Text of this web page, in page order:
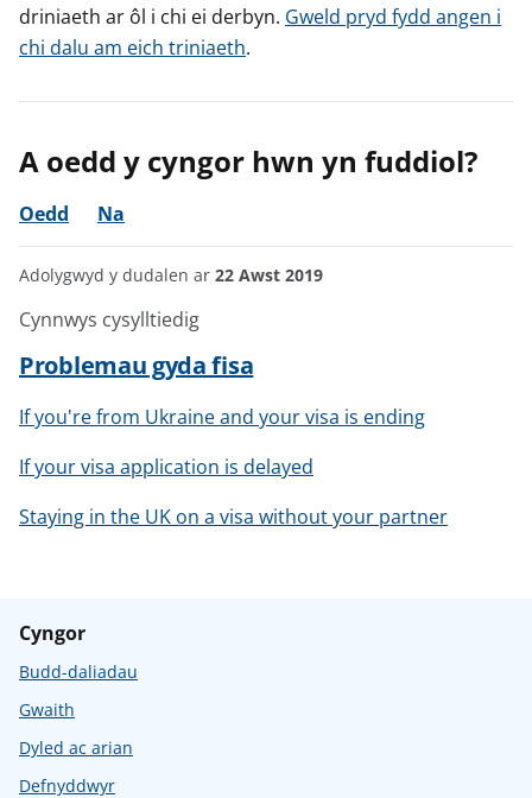
driniaeth ar ôl i chi ei derbyn. Gweld pryd fydd angen i
chi dalu am eich triniaeth.
A oedd y cyngor hwn yn fuddiol?
Oedd Na
Adolygwyd y dudalen ar 22 Awst 2019
Cynnwys cysylltiedig
Problemau gyda fisa
If you're from Ukraine and your visa is ending
If your visa application is delayed
Staying in the UK on a visa without your partner
Cyngor
Budd-daliadau
Gwaith
Dyled ac arian
Defnyddwyr